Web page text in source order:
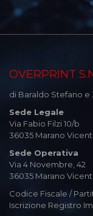
OVERPRINT
di Baraldo Stefano
Sede Legale
Via Fabio Filzi 10/b
36035 Marano
Sede Operativa
Via 4 Novembre, 42
36035 Marano
Codice Fiscale /
Iscrizione Registro